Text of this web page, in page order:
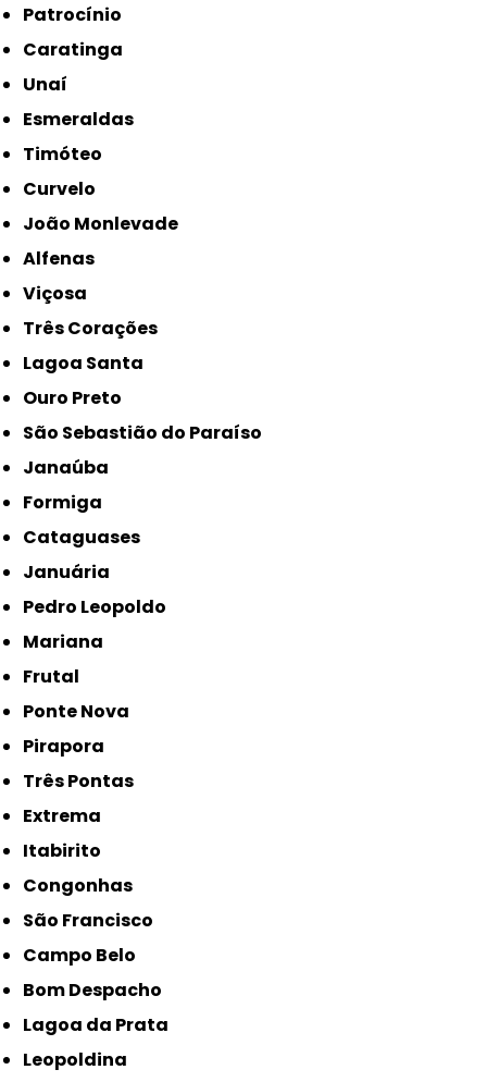
Patrocínio
Caratinga
Unaí
Esmeraldas
Timóteo
Curvelo
João Monlevade
Alfenas
Viçosa
Três Corações
Lagoa Santa
Ouro Preto
São Sebastião do Paraíso
Janaúba
Formiga
Cataguases
Januária
Pedro Leopoldo
Mariana
Frutal
Ponte Nova
Pirapora
Três Pontas
Extrema
Itabirito
Congonhas
São Francisco
Campo Belo
Bom Despacho
Lagoa da Prata
Leopoldina